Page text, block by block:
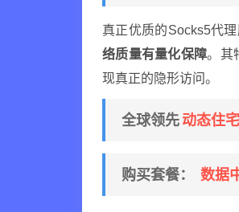
真正优质的Socks5代
络质量有量化保障。其
现真正的隐形访问。
全球领先 动态住
购买套餐： 数据